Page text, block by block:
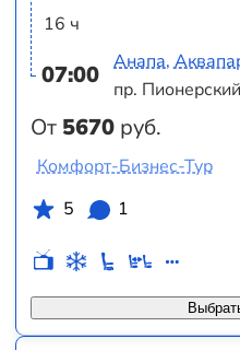
16 ч
07:00
От 5670 руб.
Анапа,
пр. Пионерский
Комфорт-Бизнес-Тур
5
1